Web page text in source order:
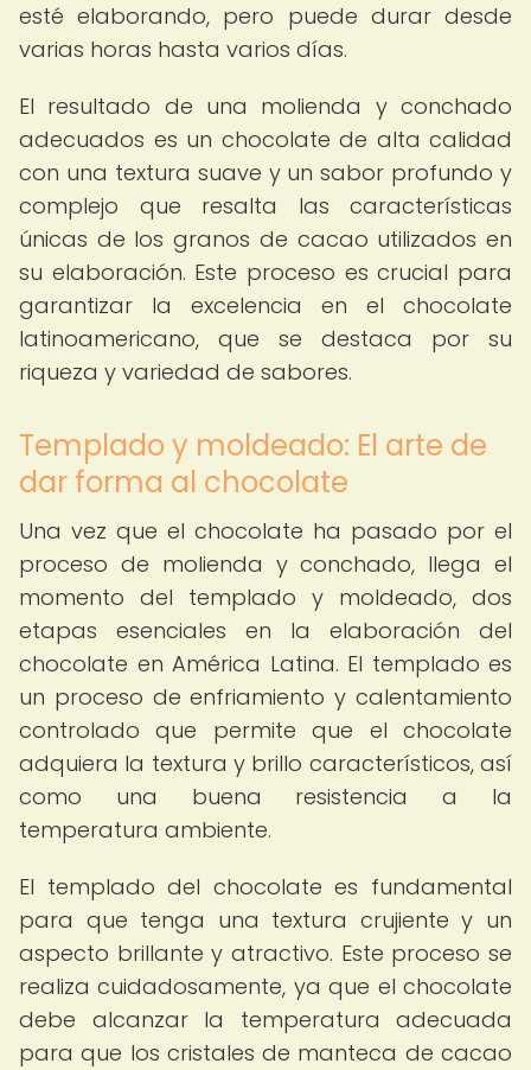
esté elaborando, pero puede durar desde
varias horas hasta varios días.
El resultado de una molienda y conchado
adecuados es un chocolate de alta calidad
con una textura suave y un sabor profundo y
complejo que resalta las características
únicas de los granos de cacao utilizados en
su elaboración. Este proceso es crucial para
garantizar la excelencia en el chocolate
latinoamericano, que se destaca por su
riqueza y variedad de sabores.
Templado y moldeado: El arte de
dar forma al chocolate
Una vez que el chocolate ha pasado por el
proceso de molienda y conchado, llega el
momento del templado y moldeado, dos
etapas esenciales en la elaboración del
chocolate en América Latina. El templado es
un proceso de enfriamiento y calentamiento
controlado que permite que el chocolate
adquiera la textura y brillo característicos, así
como una buena resistencia a la
temperatura ambiente.
El templado del chocolate es fundamental
para que tenga una textura crujiente y un
aspecto brillante y atractivo. Este proceso se
realiza cuidadosamente, ya que el chocolate
debe alcanzar la temperatura adecuada
para que los cristales de manteca de cacao